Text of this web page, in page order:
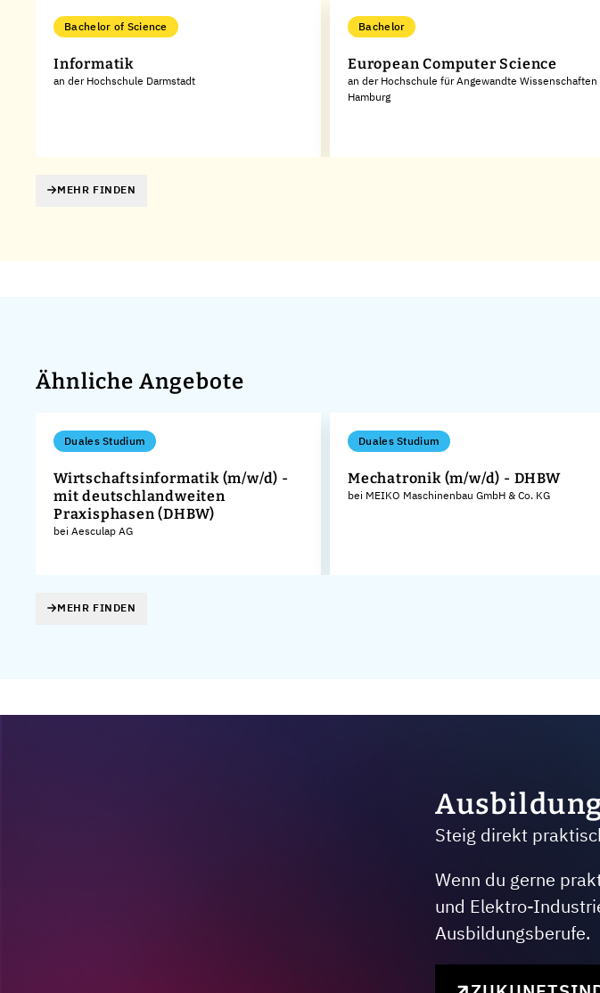
Bachelor of Science
Informatik
an der Hochschule Darmstadt
Bachelor
European Computer Science
an der Hochschule für Angewandte Wissenschaften
Hamburg
MEHR FINDEN
Ähnliche Angebote
Duales Studium
Wirtschaftsinformatik (m/w/d) -
mit deutschlandweiten
Praxisphasen (DHBW)
bei Aesculap AG
Duales Studium
Mechatronik (m/w/d) - DHBW
bei MEIKO Maschinenbau GmbH & Co. KG
MEHR FINDEN
Steig direkt
Wenn du gerne
und Elektro-
Ausbildungsberufe.